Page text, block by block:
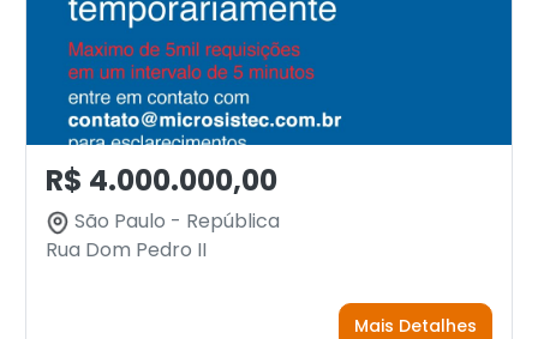
R$ 4.000.000,00
São Paulo - República
Rua Dom Pedro II
Mais Detalhes